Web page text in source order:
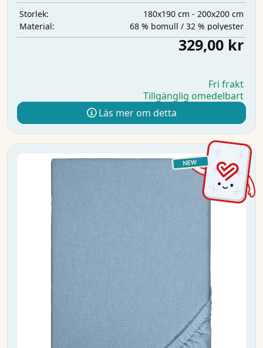
Storlek:
180x190 cm - 200x200 cm
Material:
68 % bomull / 32 % polyester
329,00 kr
Fri frakt
Tillgänglig omedelbart
Läs mer om detta